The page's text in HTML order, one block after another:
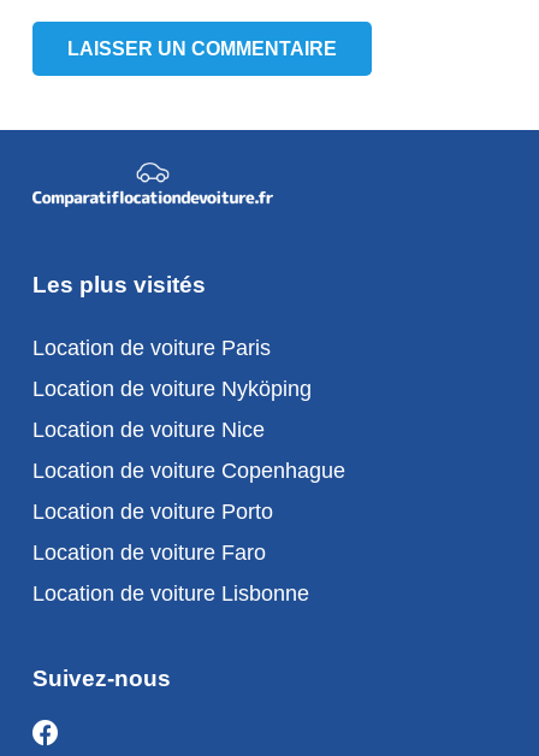
LAISSER UN COMMENTAIRE
Les plus visités
Location de voiture Paris
Location de voiture Nyköping
Location de voiture Nice
Location de voiture Copenhague
Location de voiture Porto
Location de voiture Faro
Location de voiture Lisbonne
Suivez-nous